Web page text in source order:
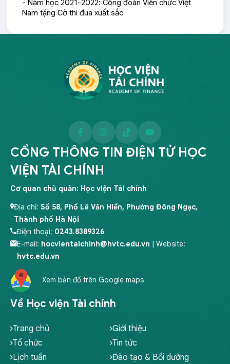
- Năm học 2021-2022: Công đoàn Viên chức Việt
Nam tặng Cờ thi đua xuất sắc
Về Học viện Tài chính
Trang chủ
Giới thiệu
Tổ chức
Tin tức
Lịch tuần
Đào tạo & Bồi dưỡng
CỔNG THÔNG TIN ĐIỆN TỬ HỌC
VIỆN TÀI CHÍNH
Cơ quan chủ quản: Học viện Tài chính
Địa chỉ: Số 58, Phố Lê Văn Hiến, Phường Đông Ngạc,
Thành phố Hà Nội
Điện thoại: 0243.8389326
E-mail: hocvientaichinh@hvtc.edu.vn
| Website:
hvtc.edu.vn
Xem bản đồ trên Google maps